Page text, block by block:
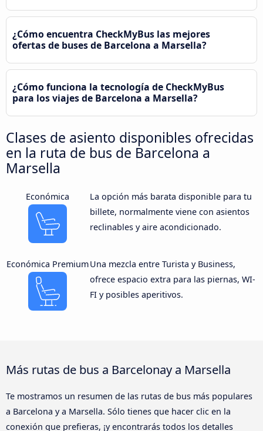
¿Cómo encuentra CheckMyBus las mejores
ofertas de buses de Barcelona a Marsella?
¿Cómo funciona la tecnología de CheckMyBus
para los viajes de Barcelona a Marsella?
Clases de asiento disponibles ofrecidas
en la ruta de bus de Barcelona a
Marsella
Económica
La opción más barata disponible para tu
billete, normalmente viene con asientos
reclinables y aire acondicionado.
Económica PremiumUna mezcla entre Turista y Business,
ofrece espacio extra para las piernas, WI-
FI y posibles aperitivos.
Más rutas de bus a Barcelonay a Marsella
Te mostramos un resumen de las rutas de bus más populares
a Barcelona y a Marsella. Sólo tienes que hacer clic en la
conexión que prefieras, ¡y encontrarás todos los detalles